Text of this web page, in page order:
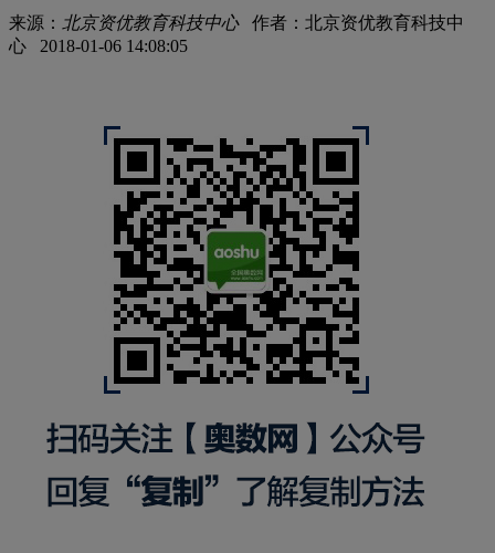
来源： 北京资优教育科技中心作者：北京资优教育科技中
心 2018-01-06 14:08:05